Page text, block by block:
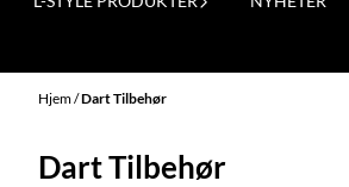
Hjem/Dart Tilbehør
Dart Tilbehør